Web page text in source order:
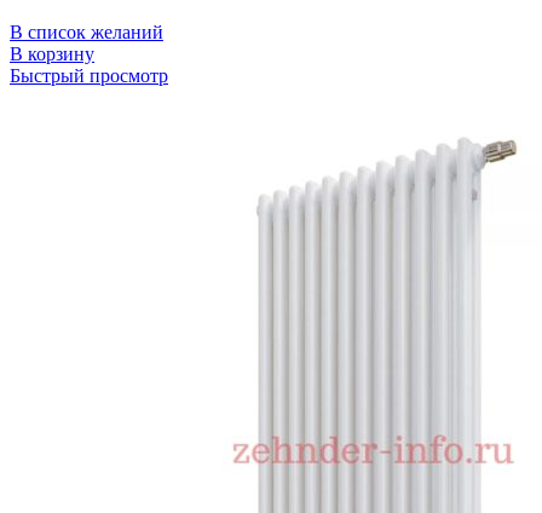
В список желаний
В корзину
Быстрый просмотр